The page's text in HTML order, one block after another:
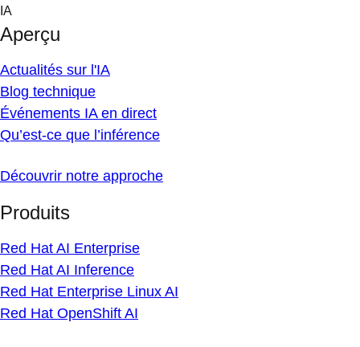
Skip
content
IA
Aperçu
Actualités sur l'IA
Blog technique
Événements IA en direct
Qu’est-ce que l’inférence
Découvrir notre approche
Produits
Red Hat AI Enterprise
Red Hat AI Inference
Red Hat Enterprise Linux AI
Red Hat OpenShift AI